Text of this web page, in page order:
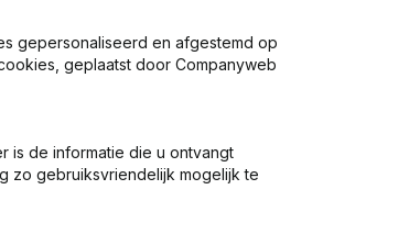
enz...)
gepersonaliseerd en afgestemd op
geplaatst door Companyweb
is de informatie die u ontvangt
zo gebruiksvriendelijk mogelijk te